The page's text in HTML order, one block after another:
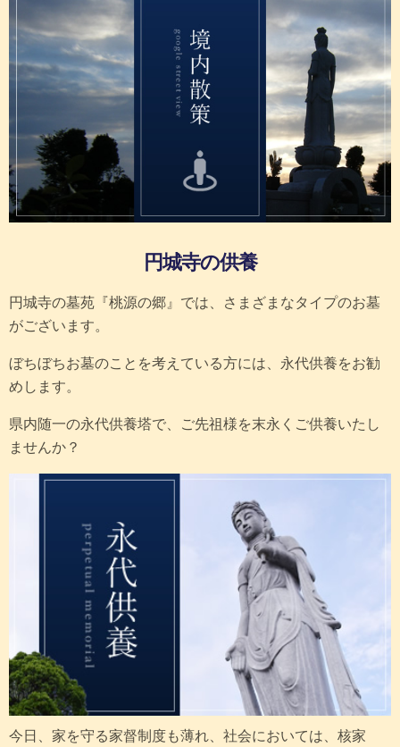
円城寺の供養
円城寺の墓苑『桃源の郷』では、さまざまなタイプのお墓
がございます。
ぼちぼちお墓のことを考えている方には、永代供養をお勧
めします。
県内随一の永代供養塔で、ご先祖様を末永くご供養いたし
ませんか？
今日、家を守る家督制度も薄れ、社会においては、核家